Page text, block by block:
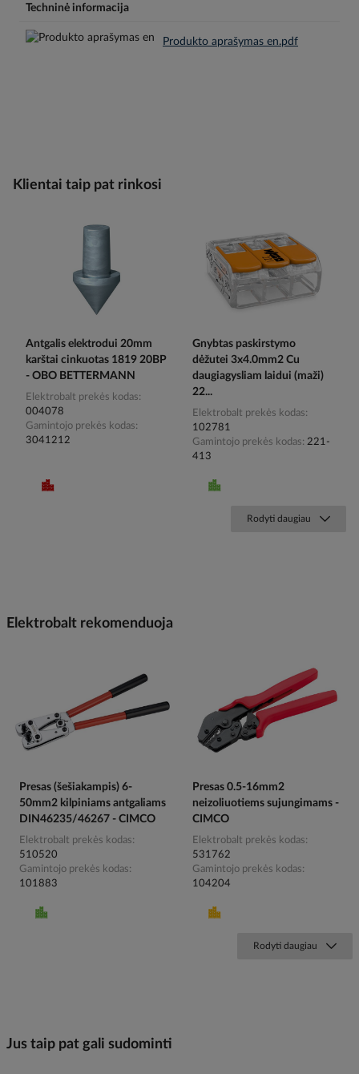
Techninė informacija
Produkto aprašymas en.pdf
Klientai taip pat rinkosi
Antgalis elektrodui 20mm
karštai cinkuotas 1819 20BP
- OBO BETTERMANN
Elektrobalt prekės kodas
004078
Gamintojo prekės kodas
3041212
Gnybtas paskirstymo
dėžutei 3x4.0mm2 Cu
daugiagysliam laidui (maži)
22...
Elektrobalt prekės kodas
102781
Gamintojo prekės kodas 221-
413
Rodyti daugiau
Elektrobalt rekomenduoja
Presas (šešiakampis) 6-
50mm2 kilpiniams antgaliams
DIN46235/46267 - CIMCO
Elektrobalt prekės kodas
510520
Gamintojo prekės kodas
101883
Presas 0.5-16mm2
neizoliuotiems sujungimams -
CIMCO
Elektrobalt prekės kodas
531762
Gamintojo prekės kodas
104204
Rodyti daugiau
Jus taip pat gali sudominti